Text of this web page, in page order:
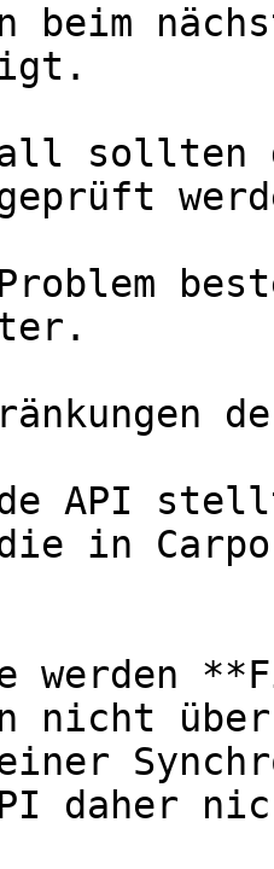
beim
sollten
API
in
werden
nicht
daher